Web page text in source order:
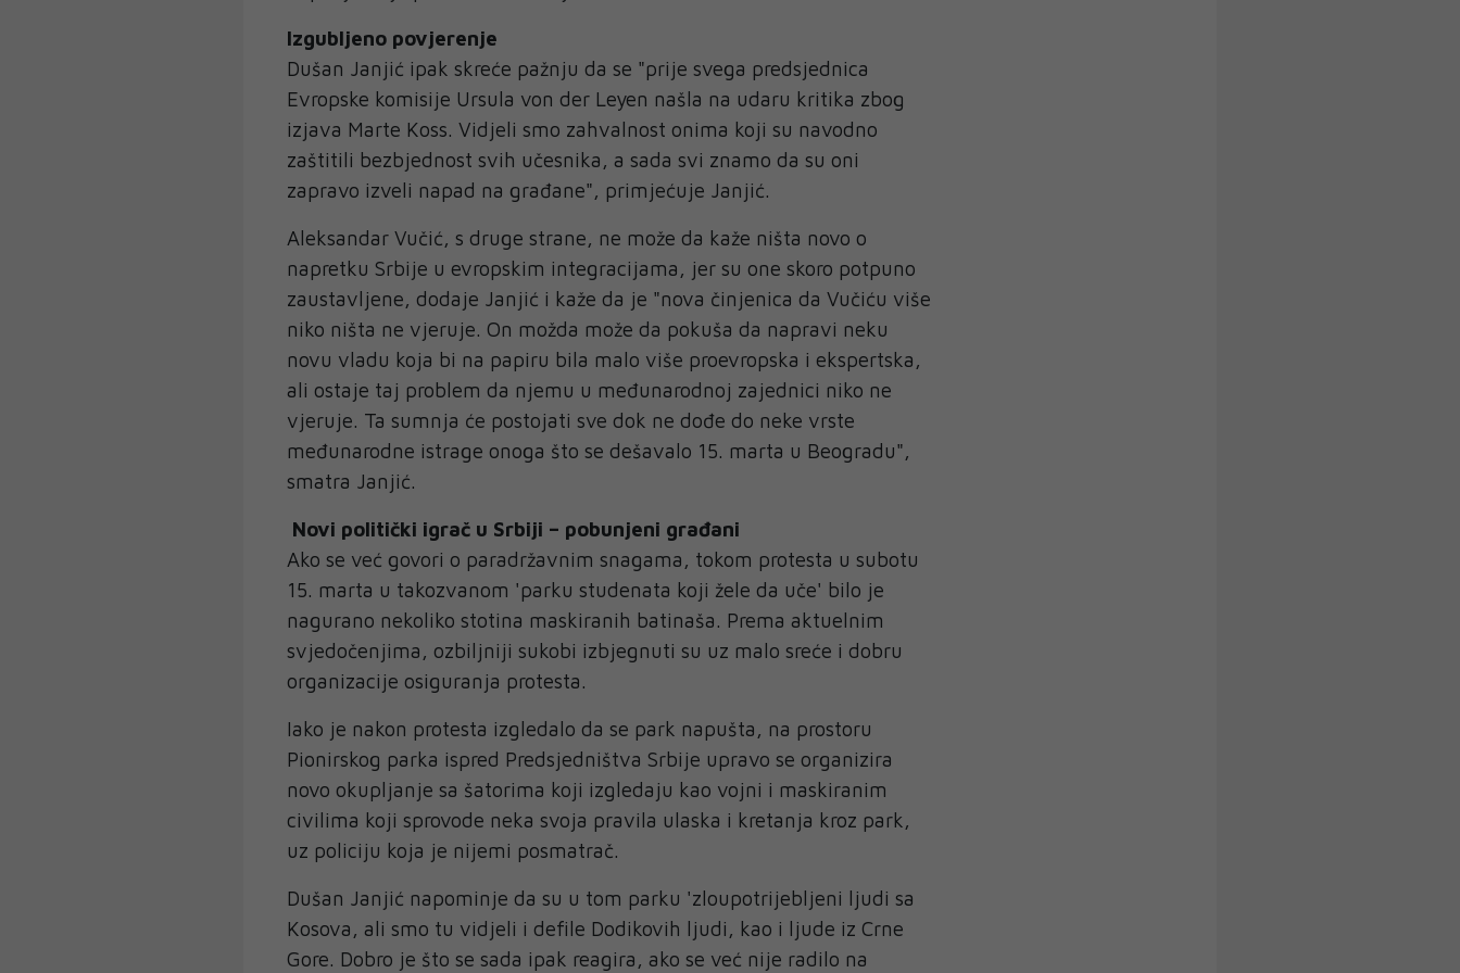
Izgubljeno povjerenje
Dušan Janjić ipak skreće pažnju da se "prije svega predsjednica
Evropske komisije Ursula von der Leyen našla na udaru kritika zbog
izjava Marte Koss. Vidjeli smo zahvalnost onima koji su navodno
zaštitili bezbjednost svih učesnika, a sada svi znamo da su oni
zapravo izveli napad na građane", primjećuje Janjić.
Aleksandar Vučić, s druge strane, ne može da kaže ništa novo o
napretku Srbije u evropskim integracijama, jer su one skoro potpuno
zaustavljene, dodaje Janjić i kaže da je "nova činjenica da Vučiću više
niko ništa ne vjeruje. On možda može da pokuša da napravi neku
novu vladu koja bi na papiru bila malo više proevropska i ekspertska,
ali ostaje taj problem da njemu u međunarodnoj zajednici niko ne
vjeruje. Ta sumnja će postojati sve dok ne dođe do neke vrste
međunarodne istrage onoga što se dešavalo 15. marta u Beogradu",
smatra Janjić.
Novi politički igrač u Srbiji – pobunjeni građani
Ako se već govori o paradržavnim snagama, tokom protesta u subotu
15. marta u takozvanom 'parku studenata koji žele da uče' bilo je
nagurano nekoliko stotina maskiranih batinaša. Prema aktuelnim
svjedočenjima, ozbiljniji sukobi izbjegnuti su uz malo sreće i dobru
organizacije osiguranja protesta.
Iako je nakon protesta izgledalo da se park napušta, na prostoru
Pionirskog parka ispred Predsjedništva Srbije upravo se organizira
novo okupljanje sa šatorima koji izgledaju kao vojni i maskiranim
civilima koji sprovode neka svoja pravila ulaska i kretanja kroz park,
uz policiju koja je nijemi posmatrač.
Dušan Janjić napominje da su u tom parku 'zloupotrijebljeni ljudi sa
Kosova, ali smo tu vidjeli i defile Dodikovih ljudi, kao i ljude iz Crne
Gore. Dobro je što se sada ipak reagira, ako se već nije radilo na